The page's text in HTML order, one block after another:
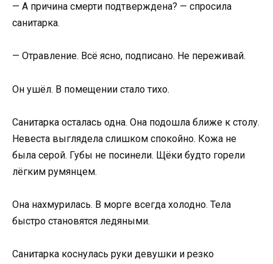
— А причина смерти подтверждена? — спросила
санитарка.
— Отравление. Всё ясно, подписано. Не переживай.
Он ушёл. В помещении стало тихо.
Санитарка осталась одна. Она подошла ближе к столу.
Невеста выглядела слишком спокойно. Кожа не
была серой. Губы не посинели. Щёки будто горели
лёгким румянцем.
Она нахмурилась. В морге всегда холодно. Тела
быстро становятся ледяными.
Санитарка коснулась руки девушки и резко